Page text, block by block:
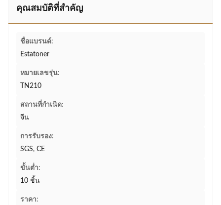
คุณสมบัติที่สำคัญ
ชื่อแบรนด์:
Estatoner
หมายเลขรุ่น:
TN210
สถานที่กำเนิด:
จีน
การรับรอง:
SGS, CE
ขั้นต่ำ:
10 ชิ้น
ราคา: